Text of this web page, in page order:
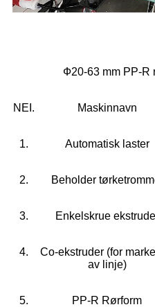
Ф20-63 mm PP-R
NEI. Maskinnavn
1. Automatisk laster
2. Beholder
3. Enkelskrue
4.
Co-ekstruder (for
av linje)
5. PP-R Rørform